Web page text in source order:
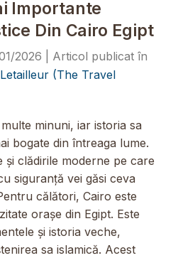
Importante
Din Cairo Egipt
2026
(The Travel
minuni, iar istoria sa
bogate din întreaga lume.
și clădirile moderne pe care
siguranță vei găsi ceva
călători, Cairo este
orașe din Egipt. Este
și istoria veche,
sa islamică. Acest